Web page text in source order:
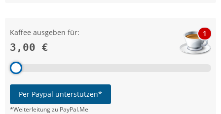
Kaffee ausgeben für:
3,00 €
1
Per Paypal unterstützen*
*Weiterleitung zu PayPal.Me